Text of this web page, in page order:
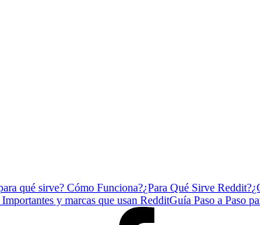
qué sirve? Cómo Funciona?¿Para Qué Sirve Reddit?
y marcas que usan RedditGuía Paso a Paso